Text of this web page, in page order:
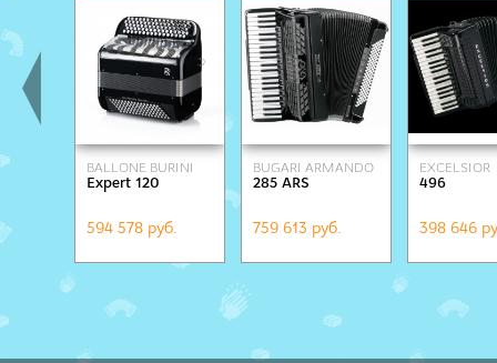
BALLONE BURINI
Expert 120
594 578 руб.
BUGARI ARMANDO
285 ARS
759 613 руб.
EXCELSIOR
496
398 646